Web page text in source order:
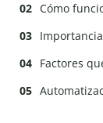
Cómo
Factores